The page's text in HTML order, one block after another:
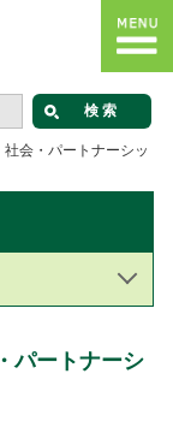
会・パートナーシッ
パートナーシ